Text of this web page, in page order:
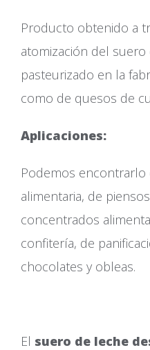
Producto obtenido a
atomización del
pasteurizado en la
como de quesos de
Aplicaciones:
Podemos encontrarlo
alimentaria, de
concentrados
confitería, de
chocolates y obleas.
El suero de leche